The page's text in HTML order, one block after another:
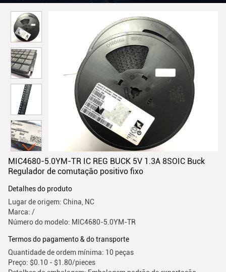
MIC4680-5.0YM-TR IC REG BUCK 5V 1.3A 8SOIC Buck
Regulador de comutação positivo fixo
Detalhes do produto
Lugar de origem: China, NC
Marca: /
Número do modelo: MIC4680-5.0YM-TR
Termos do pagamento & do transporte
Quantidade de ordem mínima: 10 peças
Preço: $0.10 - $1.80/pieces